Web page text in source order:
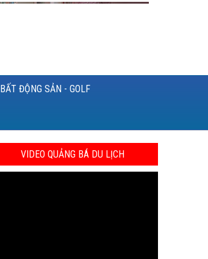
BẤT ĐỘNG SẢN - GOLF
VIDEO QUẢNG BÁ DU LỊCH